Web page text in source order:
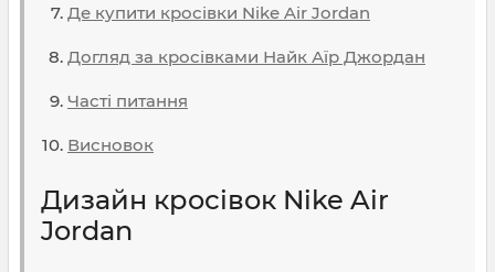
Де купити кросівки Nike Air Jordan
Догляд за кросівками Найк Аїр Джордан
Часті питання
Висновок
Дизайн кросівок Nike Air
Jordan